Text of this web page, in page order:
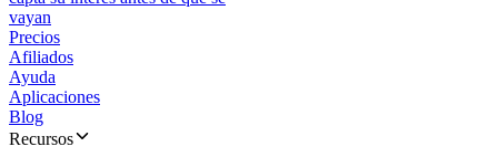
vayan
Precios
Afiliados
Ayuda
Aplicaciones
Blog
Recursos